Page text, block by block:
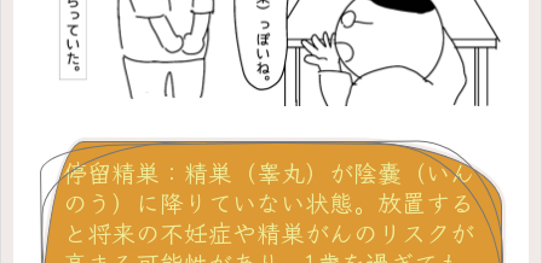
停留精巣：精巣（睾丸）が陰嚢（いん
のう）に降りていない状態。放置する
と将来の不妊症や精巣がんのリスクが